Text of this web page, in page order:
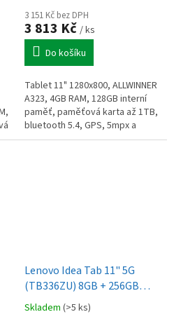
3 151 Kč bez DPH
3 813 Kč / ks
Do košíku
Tablet 11" 1280x800, ALLWINNER
A323, 4GB RAM, 128GB interní
paměť, paměťová karta až 1TB,
bluetooth 5.4, GPS, 5mpx a
2mpx kamera, USB-C, 5000mAh
Lenovo Idea Tab 11" 5G
(TB336ZU) 8GB + 256GB
Luna Grey + pero +
Skladem (>5 ks)